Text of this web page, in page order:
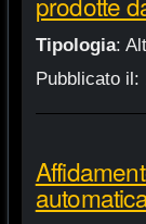
Tipologia:
Pubblicato il: